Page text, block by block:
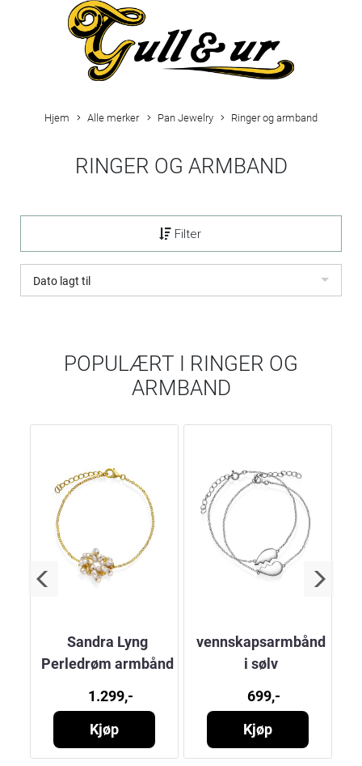
Hjem Alle merker Pan Jewelry Ringer og armband
RINGER OG ARMBAND
Filter
Dato lagt til
POPULÆRT I RINGER OG
ARMBAND
Sandra Lyng
Perledrøm armbånd
1.299,-
Kjøp
vennskapsarmbånd
i sølv
699,-
Kjøp